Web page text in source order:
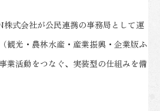
株式会社が公民連携の事務局として運
観光・農林水産・産業振興・企業版ふ
業活動をつなぐ、実装型の仕組みを備